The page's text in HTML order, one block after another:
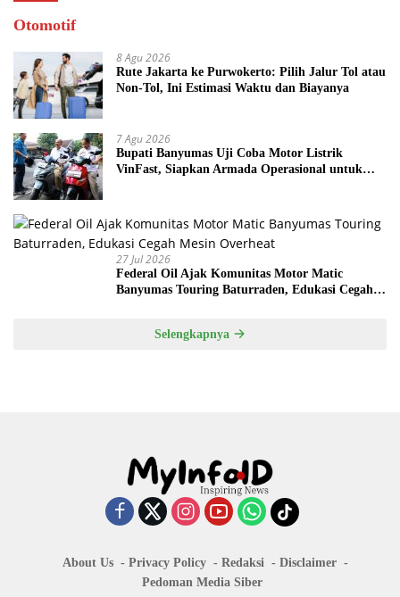
Otomotif
8 Agu 2026
Rute Jakarta ke Purwokerto: Pilih Jalur Tol atau
Non-Tol, Ini Estimasi Waktu dan Biayanya
7 Agu 2026
Bupati Banyumas Uji Coba Motor Listrik
VinFast, Siapkan Armada Operasional untuk
27 Jul 2026
Federal Oil Ajak Komunitas Motor Matic
Banyumas Touring Baturraden, Edukasi Cegah
Selengkapnya
About Us Privacy Policy Redaksi
Disclaimer
Pedoman Media Siber